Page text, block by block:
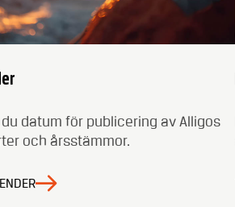
du datum för publicering av Alligos
och årsstämmor.